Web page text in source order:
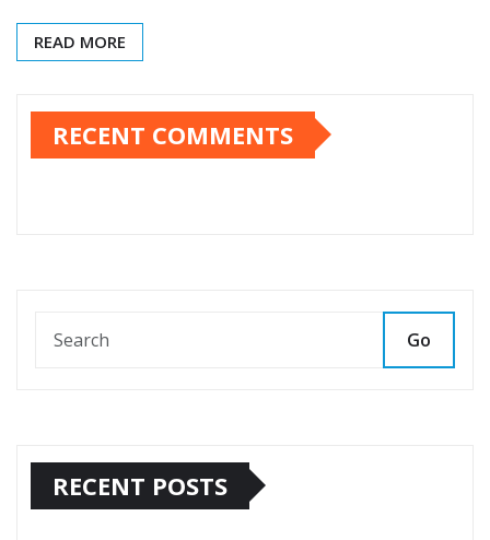
READ MORE
RECENT COMMENTS
Go
RECENT POSTS